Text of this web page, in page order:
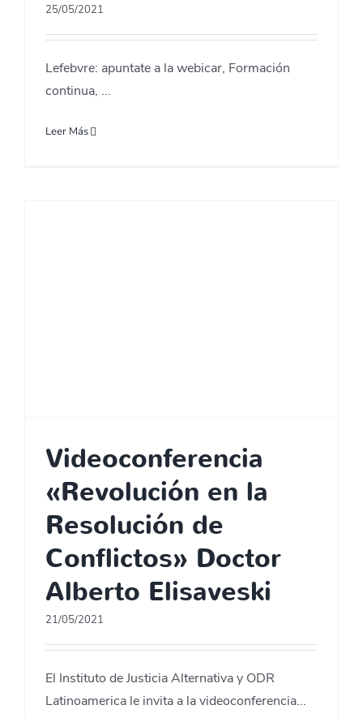
25/05/2021
Lefebvre: apuntate a la webicar, Formación
continua, ...
Leer Más
Videoconferencia
«Revolución en la
Resolución de
Conflictos» Doctor
Alberto Elisaveski
21/05/2021
El Instituto de Justicia Alternativa y ODR
Latinoamerica le invita a la videoconferencia...